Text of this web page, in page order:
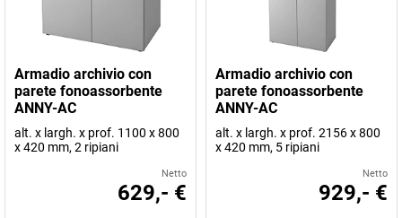
Armadio archivio con
parete fonoassorbente
ANNY-AC
alt. x largh. x prof. 1100 x 800
x 420 mm, 2 ripiani
Netto
629,- €
Armadio archivio con
parete fonoassorbente
ANNY-AC
alt. x largh. x prof. 2156 x 800
x 420 mm, 5 ripiani
Netto
929,- €